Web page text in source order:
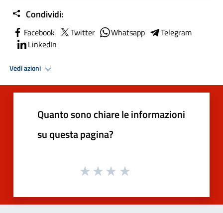
Condividi:
Facebook Twitter Whatsapp
Telegram
LinkedIn
Vedi azioni
Quanto sono chiare le informazioni
su questa pagina?